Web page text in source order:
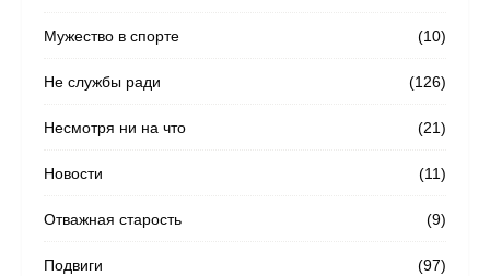
(10)
Мужество в спорте
(126)
Не службы ради
(21)
Несмотря ни на что
(11)
Новости
(9)
Отважная старость
(97)
Подвиги